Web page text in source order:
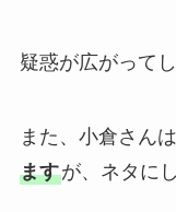
疑惑が広がって
また、小倉さんは
ますが、ネタに